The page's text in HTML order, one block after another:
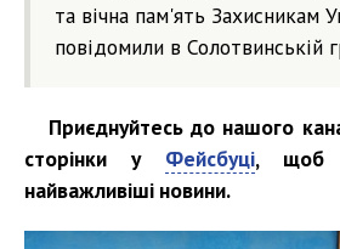
та вічна пам'ять Захисникам
повідомили в Солотвинській
Приєднуйтесь до нашого
сторінки у Фейсбуці, щоб
найважливіші новини.